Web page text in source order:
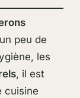
peu de
les
, il est
cuisine